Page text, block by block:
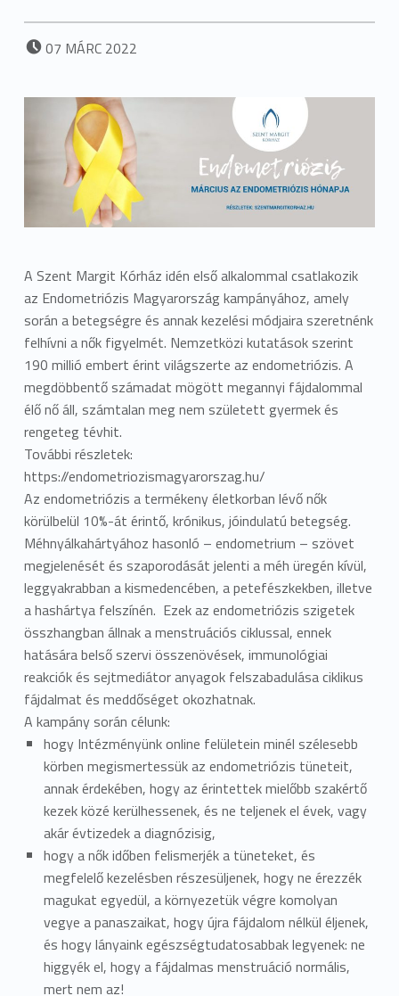
POSTED ON:
07 MÁRC 2022
A Szent Margit Kórház idén első alkalommal csatlakozik
az Endometriózis Magyarország kampányához, amely
során a betegségre és annak kezelési módjaira szeretnénk
felhívni a nők figyelmét. Nemzetközi kutatások szerint
190 millió embert érint világszerte az endometriózis. A
megdöbbentő számadat mögött megannyi fájdalommal
élő nő áll, számtalan meg nem született gyermek és
rengeteg tévhit.
További részletek:
https://endometriozismagyarorszag.hu/
Az endometriózis a termékeny életkorban lévő nők
körülbelül 10%-át érintő, krónikus, jóindulatú betegség.
Méhnyálkahártyához hasonló – endometrium – szövet
megjelenését és szaporodását jelenti a méh üregén kívül,
leggyakrabban a kismedencében, a petefészkekben, illetve
a hashártya felszínén. Ezek az endometriózis szigetek
összhangban állnak a menstruációs ciklussal, ennek
hatására belső szervi összenövések, immunológiai
reakciók és sejtmediátor anyagok felszabadulása ciklikus
fájdalmat és meddőséget okozhatnak.
A kampány során célunk:
hogy Intézményünk online felületein minél szélesebb
körben megismertessük az endometriózis tüneteit,
annak érdekében, hogy az érintettek mielőbb szakértő
kezek közé kerülhessenek, és ne teljenek el évek, vagy
akár évtizedek a diagnózisig,
hogy a nők időben felismerjék a tüneteket, és
megfelelő kezelésben részesüljenek, hogy ne érezzék
magukat egyedül, a környezetük végre komolyan
vegye a panaszaikat, hogy újra fájdalom nélkül éljenek,
és hogy lányaink egészségtudatosabbak legyenek: ne
higgyék el, hogy a fájdalmas menstruáció normális,
mert nem az!